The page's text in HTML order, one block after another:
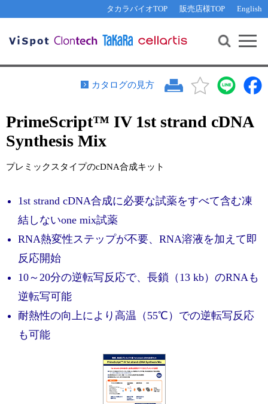
タカラバイオTOP 販売店様TOP English
機能解析・サイレンシング
PCR・等温増幅
リアルタイムPCR（qPCR）
装置・ソフトウェア
サンプル請求
テクニカルサポートライン
その他 ライセンスに関するご相談
遺伝子組換え生物該当製品
研究支援ツール
Cut-Site Navigator 制限酵素切断サイトの検索
In-Fusion Cloning プライマー設計
抗体検索サイト
リアルタイムPCR（インターカレーター法）
機器ソフトウェア・ベクター配列ダウンロード
ラーニングセンター
リアルタイムPCR実験ガイド
遺伝子検査ガイド（食品・水質・家畜他）
幹細胞・再生医療研究ガイド
クローニング実験ガイド
お問い合わせ WEB会員登録
カタログの見方
PrimeScript™ IV 1st strand cDNA
Synthesis Mix
プレミックスタイプのcDNA合成キット
1st strand cDNA合成に必要な試薬をすべて含む凍
結しないone mix試薬
RNA熱変性ステップが不要、RNA溶液を加えて即
反応開始
10～20分の逆転写反応で、長鎖（13 kb）のRNAも
逆転写可能
耐熱性の向上により高温（55℃）での逆転写反応
も可能